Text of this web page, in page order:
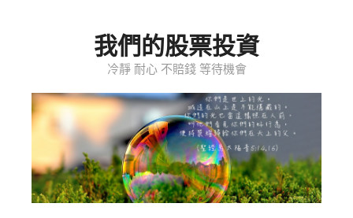
我們的股票投資
冷靜 耐心 不賠錢 等待機會